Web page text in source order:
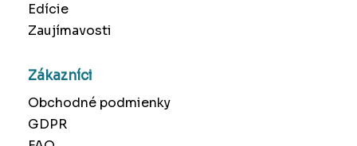
Edície
Zaujímavosti
Zákazníci
Obchodné podmienky
GDPR